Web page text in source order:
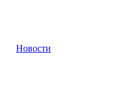
Новости